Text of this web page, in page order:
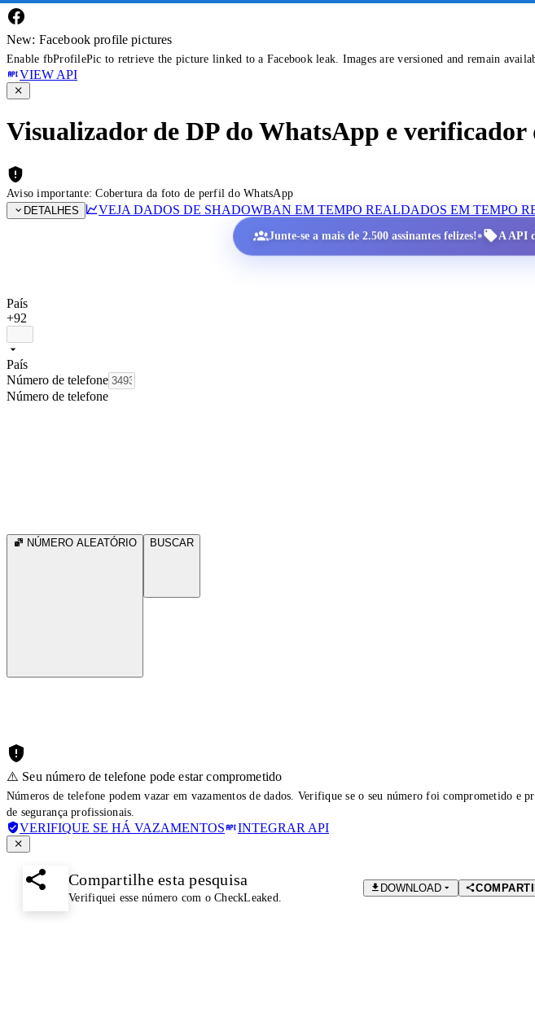
New: Facebook profile pictures
Enable fbProfilePic to retrieve the picture linked to a Facebook leak. Images are versioned and remain
VIEW API
Visualizador de DP do WhatsApp e
Aviso importante: Cobertura da foto de perfil do WhatsApp
DETALHES
VEJA DADOS DE SHADOWBAN EM TEMPO REALDADOS EM TEMPO
Junte-se a mais de 2.500 assinantes felizes!• A API
País
+92
País
Número de telefone
Número de telefone
NÚMERO ALEATÓRIO BUSCAR
⚠️ Seu número de telefone pode estar comprometido
Números de telefone podem vazar em vazamentos de dados. Verifique se o seu número foi comprometido e
de segurança profissionais.
VERIFIQUE SE HÁ VAZAMENTOS INTEGRAR API
Compartilhe esta pesquisa
Verifiquei esse número com o CheckLeaked.
DOWNLOAD